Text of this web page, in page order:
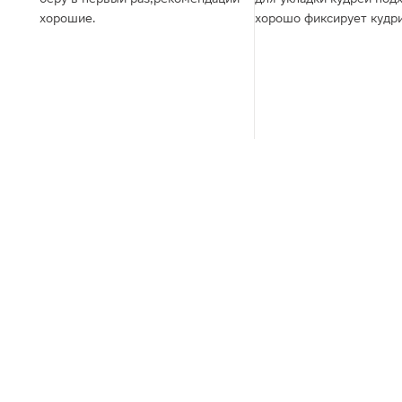
хорошие.
хорошо фиксирует